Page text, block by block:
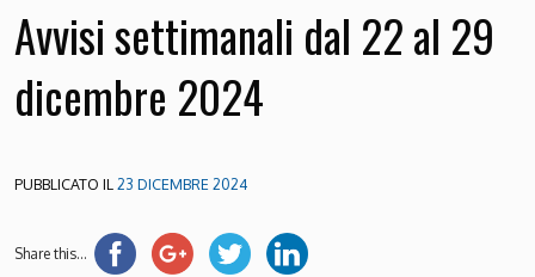
Avvisi settimanali dal 22 al 29
dicembre 2024
PUBBLICATO IL23 DICEMBRE 2024
Share this...